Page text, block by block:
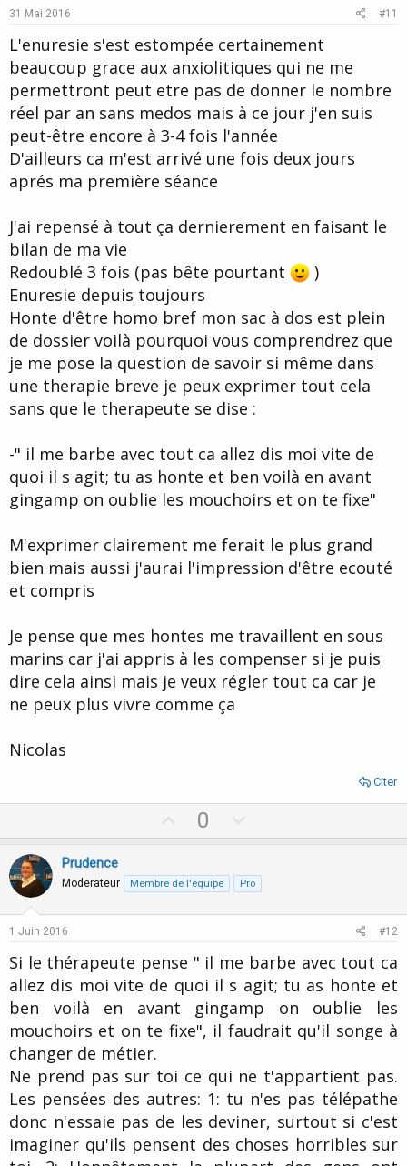
e
31 Mai 2016 #11
L'enuresie s'est estompée certainement
beaucoup grace aux anxiolitiques qui ne me
permettront peut etre pas de donner le nombre
réel par an sans medos mais à ce jour j'en suis
peut-être encore à 3-4 fois l'année
D'ailleurs ca m'est arrivé une fois deux jours
aprés ma première séance
J'ai repensé à tout ça dernierement en faisant le
bilan de ma vie
Redoublé 3 fois (pas bête pourtant
)
Enuresie depuis toujours
Honte d'être homo bref mon sac à dos est plein
de dossier voilà pourquoi vous comprendrez que
je me pose la question de savoir si même dans
une therapie breve je peux exprimer tout cela
sans que le therapeute se dise :
-" il me barbe avec tout ca allez dis moi vite de
quoi il s agit; tu as honte et ben voilà en avant
gingamp on oublie les mouchoirs et on te fixe"
M'exprimer clairement me ferait le plus grand
bien mais aussi j'aurai l'impression d'être ecouté
et compris
Je pense que mes hontes me travaillent en sous
marins car j'ai appris à les compenser si je puis
dire cela ainsi mais je veux régler tout ca car je
ne peux plus vivre comme ça
Nicolas
Citer
p
o
0
o
n
t
e
Prudence
Moderateur Membre de l'équipe Pro
1 Juin 2016 #12
Si le thérapeute pense " il me barbe avec tout ca
allez dis moi vite de quoi il s agit; tu as honte et
ben voilà en avant gingamp on oublie les
mouchoirs et on te fixe", il faudrait qu'il songe à
changer de métier.
Ne prend pas sur toi ce qui ne t'appartient pas.
Les pensées des autres: 1: tu n'es pas télépathe
donc n'essaie pas de les deviner, surtout si c'est
imaginer qu'ils pensent des choses horribles sur